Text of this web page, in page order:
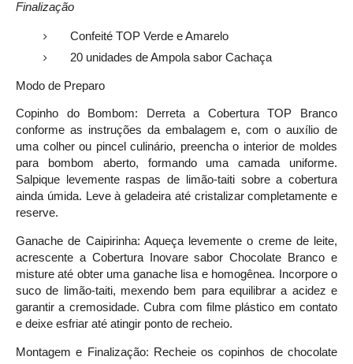
Finalização
Confeité TOP Verde e Amarelo
20 unidades de Ampola sabor Cachaça
Modo de Preparo
Copinho do Bombom: Derreta a Cobertura TOP Branco
conforme as instruções da embalagem e, com o auxílio de
uma colher ou pincel culinário, preencha o interior de moldes
para bombom aberto, formando uma camada uniforme.
Salpique levemente raspas de limão-taiti sobre a cobertura
ainda úmida. Leve à geladeira até cristalizar completamente e
reserve.
Ganache de Caipirinha: Aqueça levemente o creme de leite,
acrescente a Cobertura Inovare sabor Chocolate Branco e
misture até obter uma ganache lisa e homogênea. Incorpore o
suco de limão-taiti, mexendo bem para equilibrar a acidez e
garantir a cremosidade. Cubra com filme plástico em contato
e deixe esfriar até atingir ponto de recheio.
Montagem e Finalização: Recheie os copinhos de chocolate